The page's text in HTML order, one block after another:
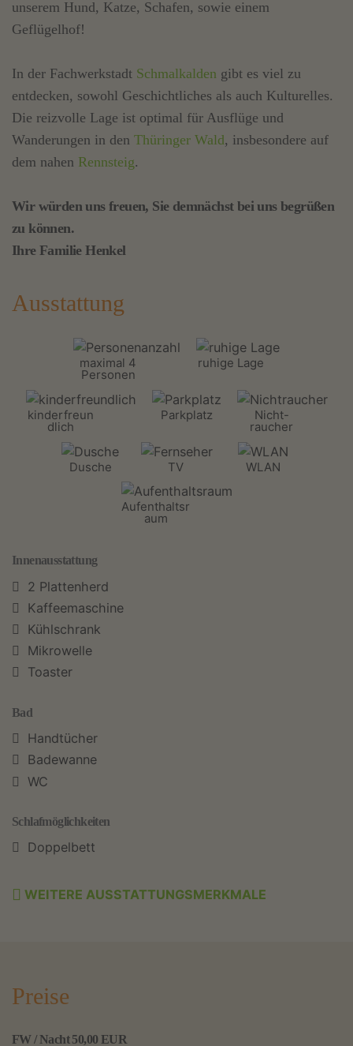
unserem Hund, Katze, Schafen, sowie einem
Geflügelhof!
In der Fachwerkstadt Schmalkalden gibt es viel zu
entdecken, sowohl Geschichtliches als auch Kulturelles.
Die reizvolle Lage ist optimal für Ausflüge und
Wanderungen in den Thüringer Wald, insbesondere auf
dem nahen Rennsteig.
Wir würden uns freuen, Sie demnächst bei uns begrüßen
zu können.
Ihre Familie Henkel
Ausstattung
maximal 4
Personen
ruhige Lage
kinderfreun
dlich
Parkplatz Nicht-
raucher
Dusche TV WLAN
Aufenthaltsr
aum
Innenausstattung
2 Plattenherd
Kaffeemaschine
Kühlschrank
Mikrowelle
Toaster
Bad
Handtücher
Badewanne
WC
Schlafmöglichkeiten
Doppelbett
WEITERE AUSSTATTUNGSMERKMALE
Preise
FW / Nacht 50,00 EUR